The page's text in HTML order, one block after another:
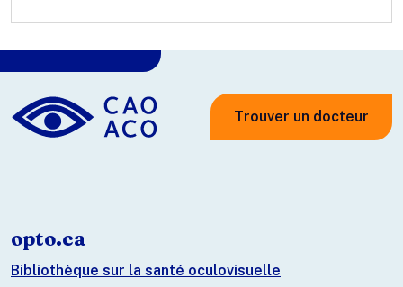
Trouver un docteur
opto.ca
Bibliothèque sur la santé oculovisuelle